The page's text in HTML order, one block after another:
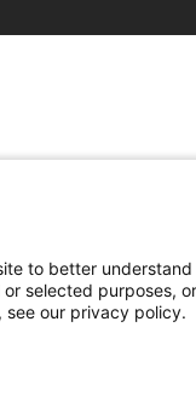
to better understand
selected purposes,
see our privacy policy.